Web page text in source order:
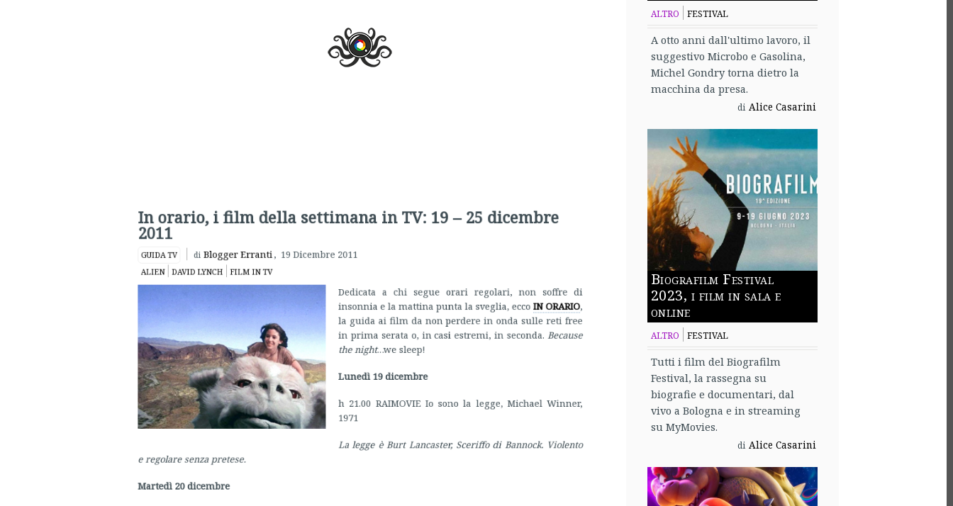
la guida ai film da non perdere in onda sulle reti free
the night
Lunedì 19 dicembre
h 21.00 RAIMOVIE Io sono la legge, Michael Winner,
1971
e regolare senza pretese.
Martedì 20 dicembre
arriva al cuore senza fare male.
ALTRO FESTIVAL
A otto anni dall'ultimo lavoro, il
suggestivo Microbo e Gasolina,
Michel Gondry torna dietro la
macchina da presa.
di Alice Casarini
Biografilm Festival
2023, i film in sala e
online
ALTRO FESTIVAL
Tutti i film del Biografilm
Festival, la rassegna su
biografie e documentari, dal
vivo a Bologna e in streaming
su MyMovies.
di Alice Casarini